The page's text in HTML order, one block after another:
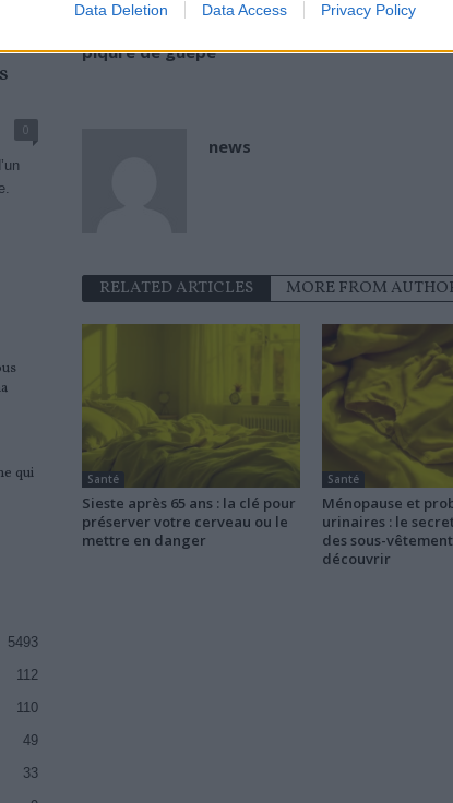
Data Deletion Data Access Privacy Policy
piqûre de guêpe
news
RELATED ARTICLES MORE FROM
Santé
Sieste après 65 ans : la clé pour
préserver votre cerveau ou le
mettre en danger
Santé
Ménopause et
urinaires : le
des sous-
découvrir
0
qui
5493
112
110
49
33